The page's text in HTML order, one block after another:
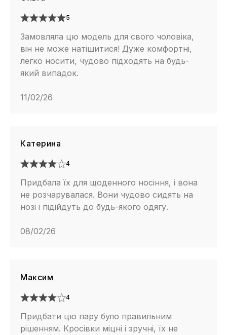
5
Замовляла цю модель для свого чоловіка,
він не може натішитися! Дуже комфортні,
легко носити, чудово підходять на будь-
який випадок.
11/02/26
Катерина
4
Придбала їх для щоденного носіння, і вона
не розчарувалася. Вони чудово сидять на
нозі і підійдуть до будь-якого одягу.
08/02/26
Максим
4
Придбати цю пару було правильним
рішенням. Кросівки міцні і зручні, їх не